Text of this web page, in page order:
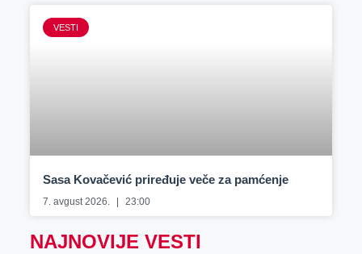
VESTI
Sasa Kovačević priređuje veče za pamćenje
7. avgust 2026. 23:00
NAJNOVIJE VESTI